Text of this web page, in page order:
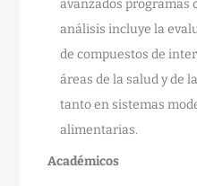
avanzados programas
análisis incluye la
de compuestos de
áreas de la salud y de
tanto en sistemas
alimentarias.
Académicos